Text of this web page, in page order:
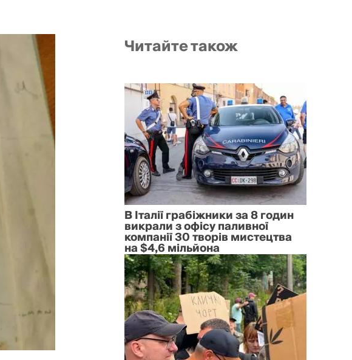
Читайте також
В Італії грабіжники за 8 годин
викрали з офісу паливної
компанії 30 творів мистецтва
на $4,6 мільйона